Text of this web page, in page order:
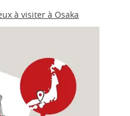
à visiter à Osaka